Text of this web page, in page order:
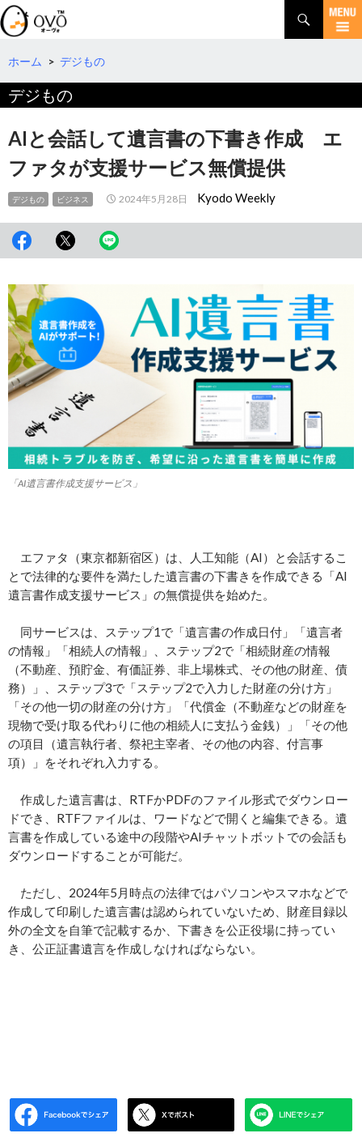
検
索
コ
テ
ツ
へ
動
ホーム > デジもの
デジもの
AIと会話して遺言書の下書き作成 エ
ファタが支援サービス無償提供
デジもの ビジネス 2024年5月28日 Kyodo Weekly
「AI遺言書作成支援サービス」
エファタ（東京都新宿区）は、人工知能（AI）と会話するこ
とで法律的な要件を満たした遺言書の下書きを作成できる「AI
遺言書作成支援サービス」の無償提供を始めた。
同サービスは、ステップ1で「遺言書の作成日付」「遺言者
の情報」「相続人の情報」、ステップ2で「相続財産の情報
（不動産、預貯金、有価証券、非上場株式、その他の財産、債
務）」、ステップ3で「ステップ2で入力した財産の分け方」
「その他一切の財産の分け方」「代償金（不動産などの財産を
現物で受け取る代わりに他の相続人に支払う金銭）」「その他
の項目（遺言執行者、祭祀主宰者、その他の内容、付言事
項）」をそれぞれ入力する。
作成した遺言書は、RTFかPDFのファイル形式でダウンロー
ドでき、RTFファイルは、ワードなどで開くと編集できる。遺
言書を作成している途中の段階やAIチャットボットでの会話も
ダウンロードすることが可能だ。
ただし、2024年5月時点の法律ではパソコンやスマホなどで
作成して印刷した遺言書は認められていないため、財産目録以
外の全文を自筆で記載するか、下書きを公正役場に持ってい
き、公正証書遺言を作成しなければならない。